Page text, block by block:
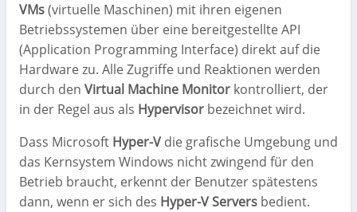
VMs(virtuelle Maschinen) mit ihren eigenen
Betriebssystemen über eine bereitgestellte API
(Application Programming Interface) direkt auf die
Hardware zu. Alle Zugriffe und Reaktionen werden
durch den Virtual Machine Monitor kontrolliert, der
in der Regel aus als Hypervisor bezeichnet wird.
Dass Microsoft Hyper-V die grafische Umgebung und
das Kernsystem Windows nicht zwingend für den
Betrieb braucht, erkennt der Benutzer spätestens
dann, wenn er sich des Hyper-V Servers bedient.